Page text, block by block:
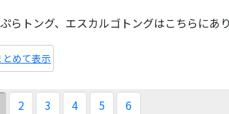
トング、エスカルゴトングはこちらにあり
とめて表示
2 3 4 5 6